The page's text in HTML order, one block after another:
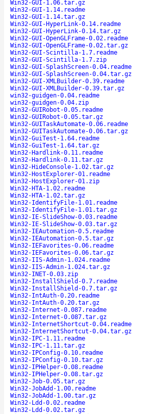
Win32-GUI-1.06.tar.gz
Win32-GUI-1.14.readme
Win32-GUI-1.14.tar.gz
Win32-GUI-HyperLink-0.14.readme
Win32-GUI-HyperLink-0.14.tar.gz
Win32-GUI-OpenGLFrame-0.02.readme
Win32-GUI-OpenGLFrame-0.02.tar.gz
Win32-GUI-Scintilla-1.7.readme
Win32-GUI-Scintilla-1.7.zip
Win32-GUI-SplashScreen-0.04.readme
Win32-GUI-SplashScreen-0.04.tar.gz
Win32-GUI-XMLBuilder-0.39.readme
Win32-GUI-XMLBuilder-0.39.tar.gz
win32-guidgen-0.04.readme
win32-guidgen-0.04.zip
Win32-GUIRobot-0.05.readme
Win32-GUIRobot-0.05.tar.gz
Win32-GUITaskAutomate-0.06.readme
Win32-GUITaskAutomate-0.06.tar.gz
Win32-GuiTest-1.64.readme
Win32-GuiTest-1.64.tar.gz
Win32-Hardlink-0.11.readme
Win32-Hardlink-0.11.tar.gz
Win32-HideConsole-1.02.tar.gz
Win32-HostExplorer-01.readme
Win32-HostExplorer-01.zip
Win32-HTA-1.02.readme
Win32-HTA-1.02.tar.gz
Win32-IdentifyFile-1.01.readme
Win32-IdentifyFile-1.01.tar.gz
Win32-IE-SlideShow-0.03.readme
Win32-IE-SlideShow-0.03.tar.gz
Win32-IEAutomation-0.5.readme
Win32-IEAutomation-0.5.tar.gz
Win32-IEFavorites-0.06.readme
Win32-IEFavorites-0.06.tar.gz
Win32-IIS-Admin-1.024.readme
Win32-IIS-Admin-1.024.tar.gz
Win32-INET-0.03.zip
Win32-InstallShield-0.7.readme
Win32-InstallShield-0.7.tar.gz
Win32-IntAuth-0.20.readme
Win32-IntAuth-0.20.tar.gz
Win32-Internet-0.087.readme
Win32-Internet-0.087.tar.gz
Win32-InternetShortcut-0.04.readme
Win32-InternetShortcut-0.04.tar.gz
Win32-IPC-1.11.readme
Win32-IPC-1.11.tar.gz
Win32-IPConfig-0.10.readme
Win32-IPConfig-0.10.tar.gz
Win32-IPHelper-0.08.readme
Win32-IPHelper-0.08.tar.gz
Win32-Job-0.05.tar.gz
Win32-JobAdd-1.00.readme
Win32-JobAdd-1.00.tar.gz
Win32-Ldd-0.02.readme
Win32-Ldd-0.02.tar.gz